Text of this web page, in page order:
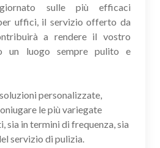
sulle più efficaci
uffici, il servizio offerto da
a rendere il vostro
un luogo sempre pulito e
soluzioni personalizzate,
le più variegate
sia in termini di frequenza, sia
servizio di pulizia.